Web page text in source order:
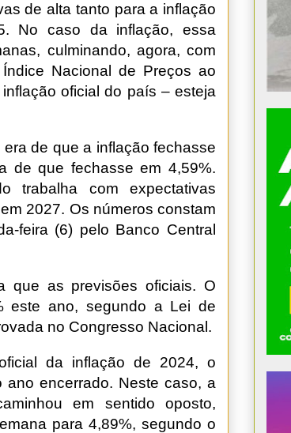
de alta tanto para a inflação
No caso da inflação, essa
culminando, agora, com
Nacional de Preços ao
oficial do país – esteja
de que a inflação fechasse
de que fechasse em 4,59%.
trabalha com expectativas
2027. Os números constam
feira (6) pelo Banco Central
que as previsões oficiais. O
este ano, segundo a Lei de
no Congresso Nacional.
da inflação de 2024, o
encerrado. Neste caso, a
em sentido oposto,
para 4,89%, segundo o